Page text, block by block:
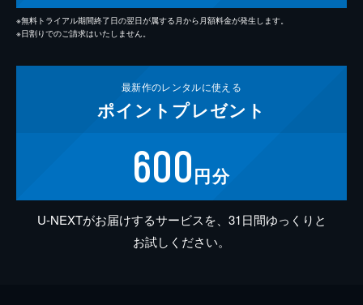
※無料トライアル期間終了日の翌日が属する月から月額料金が発生します。
※日割りでのご請求はいたしません。
最新作のレンタルに使える
ポイント プレゼント
600円分
U-NEXTがお届けするサービスを、31日間ゆっくりと
お試しください。